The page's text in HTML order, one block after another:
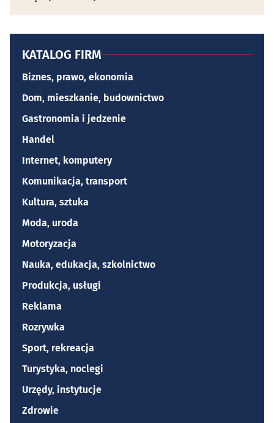
KATALOG FIRM
Biznes, prawo, ekonomia
Dom, mieszkanie, budownictwo
Gastronomia i jedzenie
Handel
Internet, komputery
Komunikacja, transport
Kultura, sztuka
Moda, uroda
Motoryzacja
Nauka, edukacja, szkolnictwo
Produkcja, usługi
Reklama
Rozrywka
Sport, rekreacja
Turystyka, noclegi
Urzędy, instytucje
Zdrowie